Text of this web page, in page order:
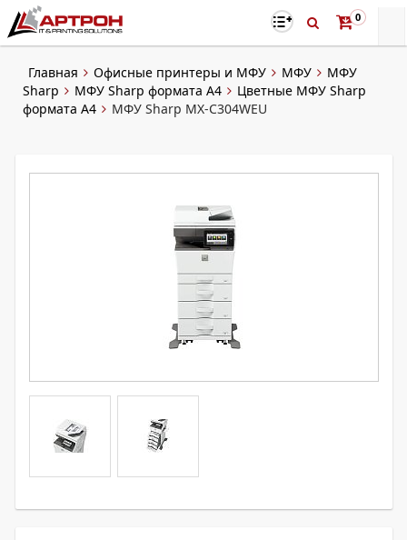
0
Главная Офисные принтеры и МФУ МФУ
МФУ
Sharp
МФУ Sharp формата А4
Цветные МФУ Sharp
формата A4
МФУ Sharp MX-C304WEU